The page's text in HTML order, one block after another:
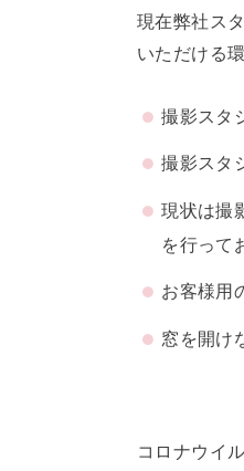
現在弊社ス
いただける
撮影スタ
撮影スタ
現状は撮
を行って
お客様用
窓を開け
コロナウイ